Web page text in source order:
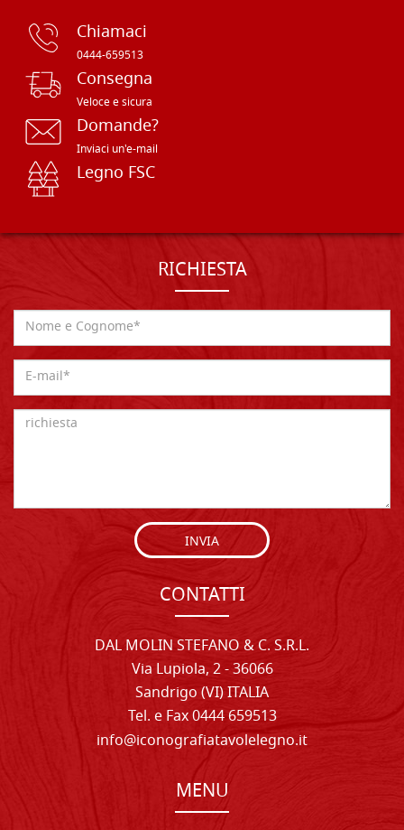
Chiamaci
0444-659513
Consegna
Veloce e sicura
Domande?
Inviaci un'e-mail
Legno FSC
RICHIESTA
INVIA
CONTATTI
DAL MOLIN STEFANO & C. S.R.L.
Via Lupiola, 2 - 36066
Sandrigo (VI) ITALIA
Tel. e Fax 0444 659513
info@iconografiatavolelegno.it
MENU